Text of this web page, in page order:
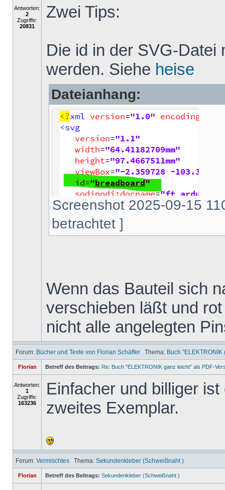
Antworten:
2
Zugriffe:
20831
Zwei Tips:
Die id in der SVG-Datei
werden. Siehe heise
Dateianhang:
Screenshot 2025-09-15
betrachtet ]
Wenn das Bauteil sich
verschieben läßt und
nicht alle angelegten
Forum: Bücher und Texte von Florian Schäffer Thema: Buch
Florian Betreff des Beitrags: Re: Buch "ELEKTRONIK ganz leicht" als PDF-
Antworten:
1
Zugriffe:
163236
Einfacher und billiger
zweites Exemplar.
Forum: Vermischtes Thema: Sekundenkleber (Schweißnaht )
Florian Betreff des Beitrags: Sekundenkleber (Schweißnaht )